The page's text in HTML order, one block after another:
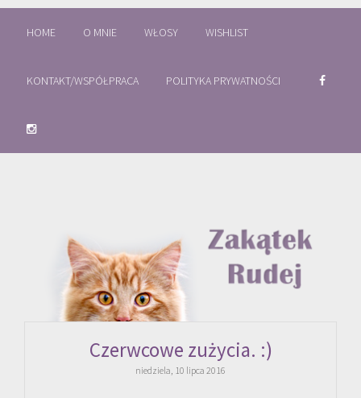
HOME O MNIE WŁOSY WISHLIST
KONTAKT/WSPÓŁPRACA POLITYKA PRYWATNOŚCI
Czerwcowe zużycia. :)
niedziela, 10 lipca 2016